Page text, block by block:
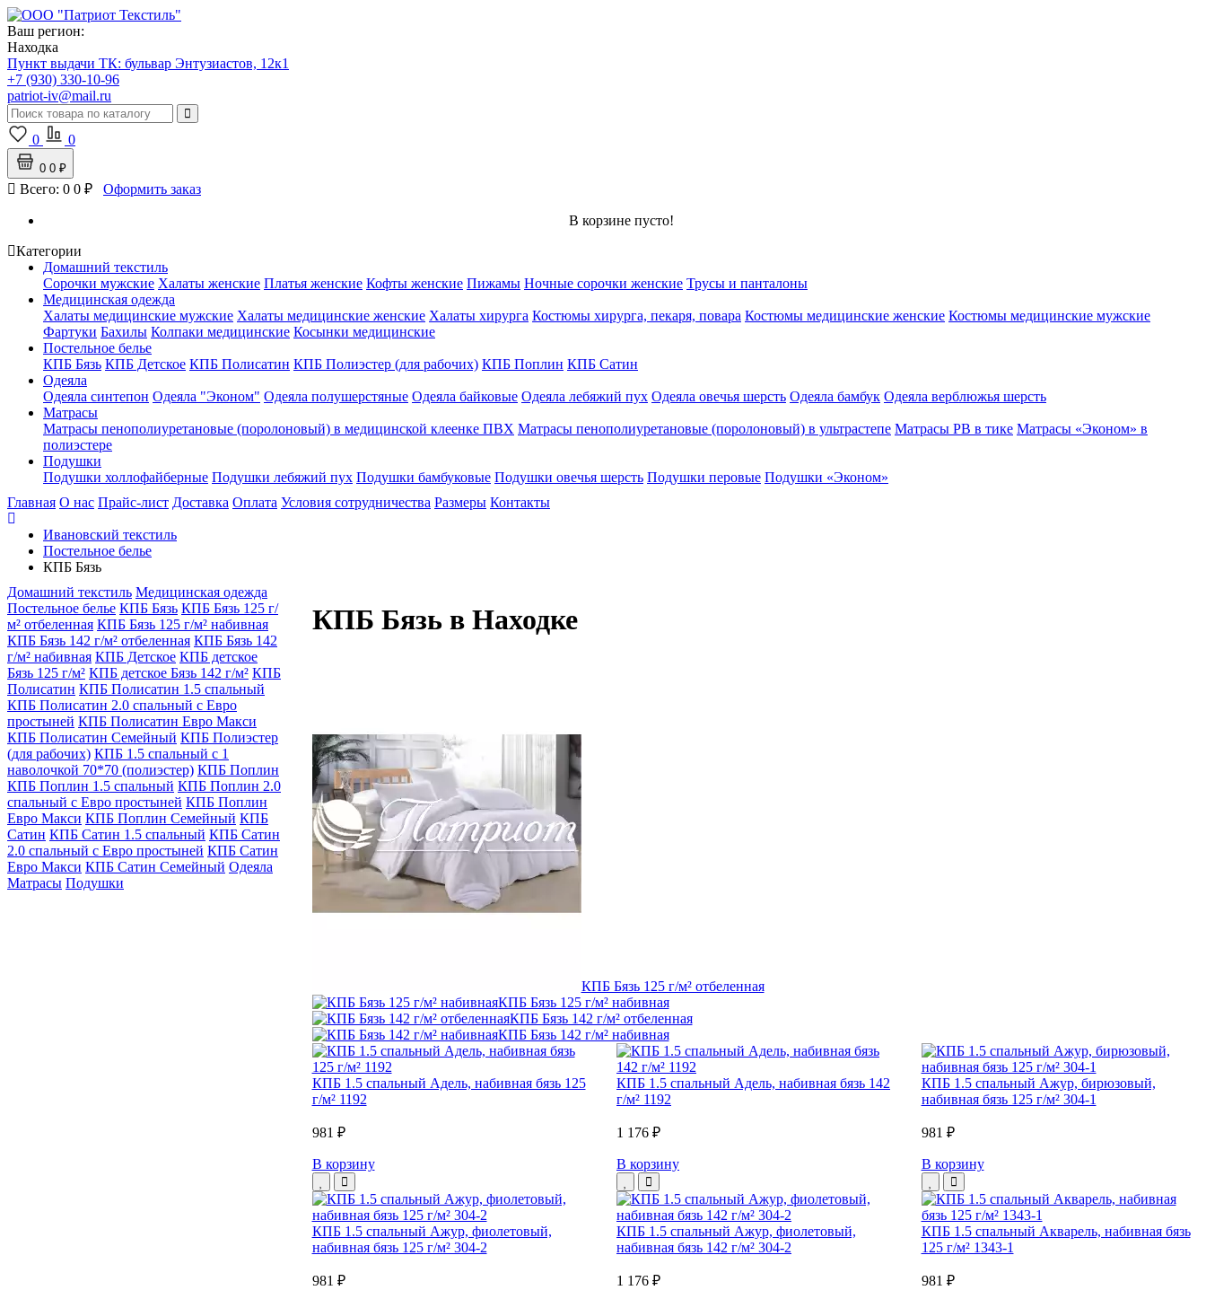
Ваш регион:
Находка
Пункт выдачи ТК: бульвар Энтузиастов, 12к1
+7 (930) 330-10-96
patriot-iv@mail.ru
0 0
0 0 ₽
Всего: 0 0 ₽ Оформить заказ
В корзине пусто!
Категории
Домашний текстиль
Сорочки мужские Халаты женские Платья женские Кофты женские Пижамы Ночные сорочки женские Трусы и панталоны
Медицинская одежда
Халаты медицинские мужские Халаты медицинские женские Халаты хирурга Костюмы хирурга, пекаря, повара Костюмы медицинские женские Костюмы медицинские мужские
Фартуки Бахилы Колпаки медицинские Косынки медицинские
Постельное белье
КПБ Бязь КПБ Детское КПБ Полисатин КПБ Полиэстер (для рабочих) КПБ Поплин КПБ Сатин
Одеяла
Одеяла синтепон Одеяла "Эконом" Одеяла полушерстяные Одеяла байковые Одеяла лебяжий пух Одеяла овечья шерсть Одеяла бамбук Одеяла верблюжья шерсть
Матрасы
Матрасы пенополиуретановые (поролоновый) в медицинской клеенке ПВХ Матрасы пенополиуретановые (поролоновый) в ультрастепе Матрасы РВ в тике Матрасы «Эконом» в
полиэстере
Подушки
Подушки холлофайберные Подушки лебяжий пух Подушки бамбуковые Подушки овечья шерсть Подушки перовые Подушки «Эконом»
Главная О нас Прайс-лист Доставка Оплата Условия сотрудничества Размеры Контакты
Ивановский текстиль
Постельное белье
КПБ Бязь
Домашний текстиль Медицинская одежда
Постельное белье КПБ Бязь КПБ Бязь 125 г/
м² отбеленная КПБ Бязь 125 г/м² набивная
КПБ Бязь 142 г/м² отбеленная КПБ Бязь 142
г/м² набивная КПБ Детское КПБ детское
Бязь 125 г/м² КПБ детское Бязь 142 г/м² КПБ
Полисатин КПБ Полисатин 1.5 спальный
КПБ Полисатин 2.0 спальный с Евро
простыней КПБ Полисатин Евро Макси
КПБ Полисатин Семейный КПБ Полиэстер
(для рабочих) КПБ 1.5 спальный с 1
наволочкой 70*70 (полиэстер) КПБ Поплин
КПБ Поплин 1.5 спальный КПБ Поплин 2.0
спальный с Евро простыней КПБ Поплин
Евро Макси КПБ Поплин Семейный КПБ
Сатин КПБ Сатин 1.5 спальный КПБ Сатин
2.0 спальный с Евро простыней КПБ Сатин
Евро Макси КПБ Сатин Семейный Одеяла
Матрасы Подушки
КПБ Бязь в Находке
КПБ Бязь 125 г/м² отбеленная
КПБ Бязь 125 г/м² набивная
КПБ Бязь 142 г/м² отбеленная
КПБ Бязь 142 г/м² набивная
КПБ 1.5 спальный Адель, набивная бязь 125
г/м² 1192
981 ₽
В корзину
КПБ 1.5 спальный Адель, набивная бязь 142
г/м² 1192
1 176 ₽
В корзину
КПБ 1.5 спальный Ажур, бирюзовый,
набивная бязь 125 г/м² 304-1
981 ₽
В корзину
КПБ 1.5 спальный Ажур, фиолетовый,
набивная бязь 125 г/м² 304-2
981 ₽
КПБ 1.5 спальный Ажур, фиолетовый,
набивная бязь 142 г/м² 304-2
1 176 ₽
КПБ 1.5 спальный Акварель, набивная бязь
125 г/м² 1343-1
981 ₽